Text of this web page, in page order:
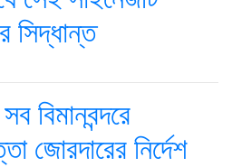
সিদ্ধান্ত
বিমানবন্দরে
জোরদারের নির্দেশ